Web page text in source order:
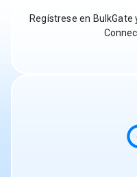
Regístrese en BulkGate